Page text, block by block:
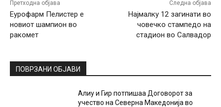
Претходна објава
Еурофарм Пелистер е
новиот шампион во
ракомет
Следна објава
Најмалку 12 загинати во
човечко стампедо на
стадион во Салвадор
ПОВРЗАНИ ОБЈАВИ
Алиу и Гир потпишаа Договорот за
учество на Северна Македонија во